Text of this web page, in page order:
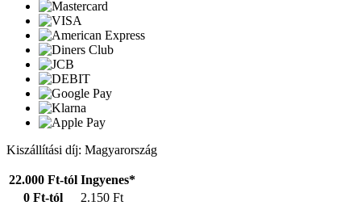
Kiszállítási díj: Magyarország
22.000 Ft-tól Ingyenes*
0 Ft-tól
2.150 Ft